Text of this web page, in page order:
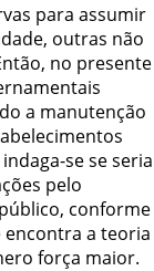
para assumir
outras não
no presente
a manutenção
se se seria
pelo
conforme
encontra a teoria
força maior.